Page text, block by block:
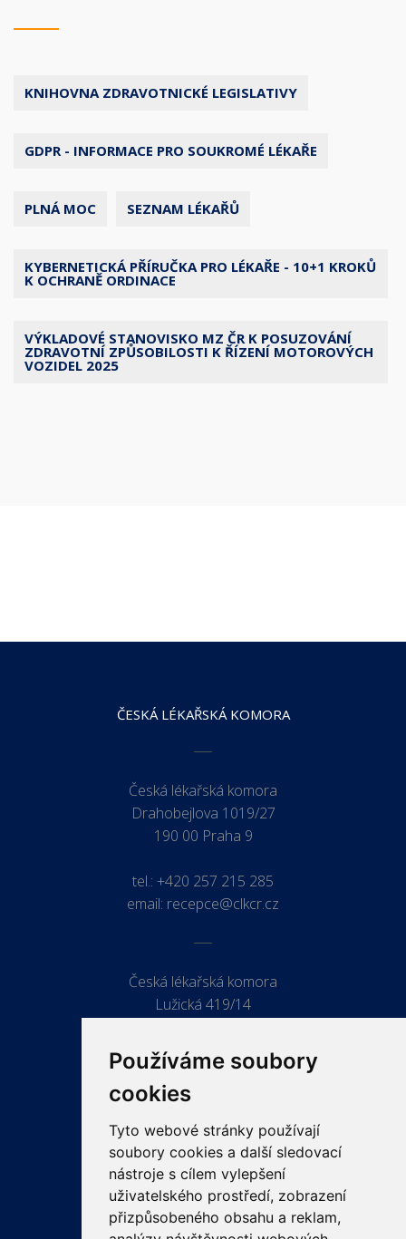
Používáme soubory
cookies
Tyto webové stránky používají
soubory cookies a další sledovací
nástroje s cílem vylepšení
uživatelského prostředí, zobrazení
přizpůsobeného obsahu a reklam,
KNIHOVNA ZDRAVOTNICKÉ LEGISLATIVY
GDPR - INFORMACE PRO SOUKROMÉ LÉKAŘE
PLNÁ MOC SEZNAM LÉKAŘŮ
KYBERNETICKÁ PŘÍRUČKA PRO LÉKAŘE - 10+1 KROKŮ
K OCHRANĚ ORDINACE
VÝKLADOVÉ STANOVISKO MZ ČR K POSUZOVÁNÍ
ZDRAVOTNÍ ZPŮSOBILOSTI K ŘÍZENÍ MOTOROVÝCH
VOZIDEL 2025
ČESKÁ LÉKAŘSKÁ KOMORA
Česká lékařská komora
Drahobejlova 1019/27
190 00 Praha 9
tel.: +420 257 215 285
email: recepce@clkcr.cz
Česká lékařská komora
Lužická 419/14
ODKAZY
PRO LÉKAŘE
PRO VEŘEJNOST
VZDĚLÁVÁNÍ